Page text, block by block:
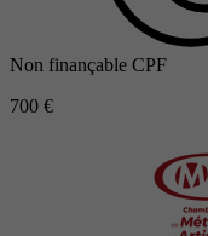
Non finançable CPF
700 €